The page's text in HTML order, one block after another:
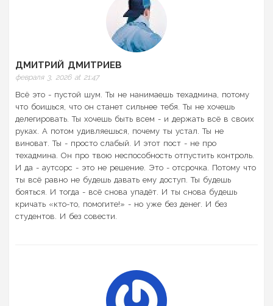
ДМИТРИЙ ДМИТРИЕВ
февраля 3, 2026 at 21:47
Всё это - пустой шум. Ты не нанимаешь техадмина, потому
что боишься, что он станет сильнее тебя. Ты не хочешь
делегировать. Ты хочешь быть всем - и держать всё в своих
руках. А потом удивляешься, почему ты устал. Ты не
виноват. Ты - просто слабый. И этот пост - не про
техадмина. Он про твою неспособность отпустить контроль.
И да - аутсорс - это не решение. Это - отсрочка. Потому что
ты всё равно не будешь давать ему доступ. Ты будешь
бояться. И тогда - всё снова упадёт. И ты снова будешь
кричать «кто-то, помогите!» - но уже без денег. И без
студентов. И без совести.